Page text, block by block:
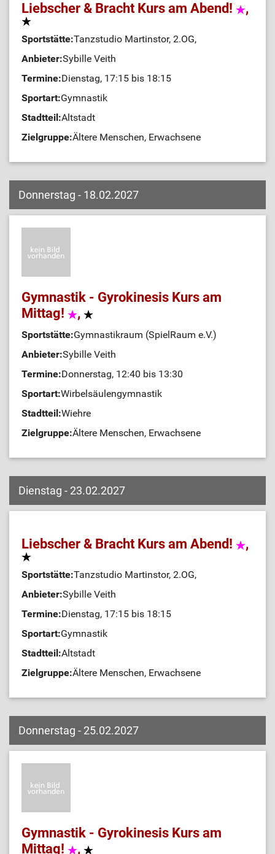
Liebscher & Bracht Kurs am Abend! ,
Sportstätte:Tanzstudio Martinstor, 2.OG,
Anbieter:Sybille Veith
Termine:Dienstag, 17:15 bis 18:15
Sportart:Gymnastik
Stadtteil:Altstadt
Zielgruppe:Ältere Menschen, Erwachsene
Donnerstag - 18.02.2027
Gymnastik - Gyrokinesis Kurs am
Mittag!
,
Sportstätte:Gymnastikraum (SpielRaum e.V.)
Anbieter:Sybille Veith
Termine:Donnerstag, 12:40 bis 13:30
Sportart:Wirbelsäulengymnastik
Stadtteil:Wiehre
Zielgruppe:Ältere Menschen, Erwachsene
Dienstag - 23.02.2027
Liebscher & Bracht Kurs am Abend! ,
Sportstätte:Tanzstudio Martinstor, 2.OG,
Anbieter:Sybille Veith
Termine:Dienstag, 17:15 bis 18:15
Sportart:Gymnastik
Stadtteil:Altstadt
Zielgruppe:Ältere Menschen, Erwachsene
Donnerstag - 25.02.2027
Gymnastik - Gyrokinesis Kurs am
Mittag!
,